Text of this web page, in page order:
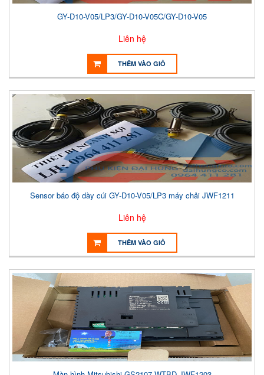
GY-D10-V05/LP3/GY-D10-V05C/GY-D10-V05
Liên hệ
THÊM VÀO GIỎ
Sensor báo độ dày cúi GY-D10-V05/LP3 máy chải JWF1211
Liên hệ
THÊM VÀO GIỎ